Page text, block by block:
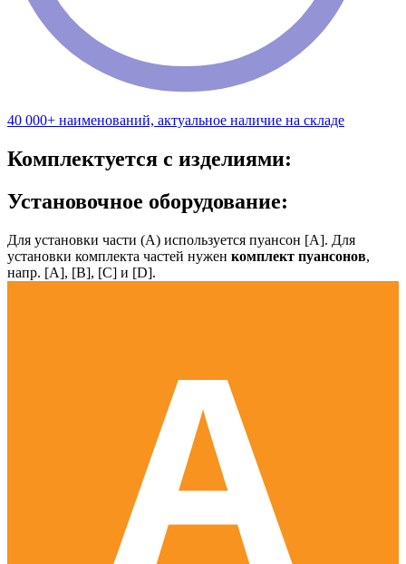
40 000+ наименований, актуальное наличие на складе
Комплектуется с изделиями:
Установочное оборудование:
Для установки части (А) используется пуансон [А]. Для
установки комплекта частей нужен комплект пуансонов,
напр. [А], [B], [С] и [D].